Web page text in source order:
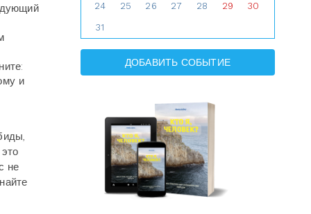
и
не
24 25 26 27 28 29 30
31
ДОБАВИТЬ СОБЫТИЕ